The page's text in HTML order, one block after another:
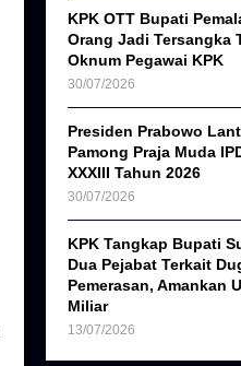
KPK OTT Bupati
Orang Jadi Tersangka
Oknum Pegawai KPK
30/07/2026
Presiden Prabowo
Pamong Praja Muda
XXXIII Tahun 2026
30/07/2026
KPK Tangkap Bupati
Dua Pejabat Terkait
Pemerasan, Amankan
Miliar
13/07/2026